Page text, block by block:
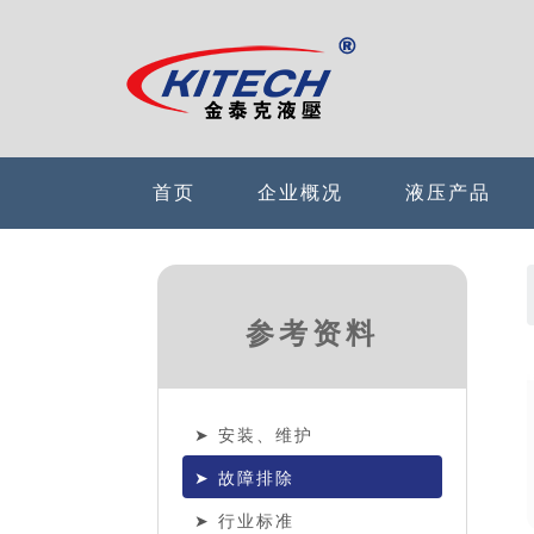
首页 企业概况 液压产品
参考资料
安装、维护
故障排除
行业标准